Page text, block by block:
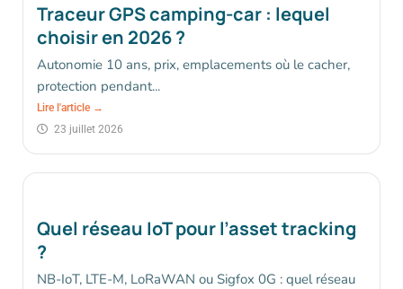
Traceur GPS camping-car : lequel
choisir en 2026 ?
Autonomie 10 ans, prix, emplacements où le cacher,
protection pendant...
Lire l'article →
23 juillet 2026
Quel réseau IoT pour l’asset tracking
?
NB-IoT, LTE-M, LoRaWAN ou Sigfox 0G : quel réseau